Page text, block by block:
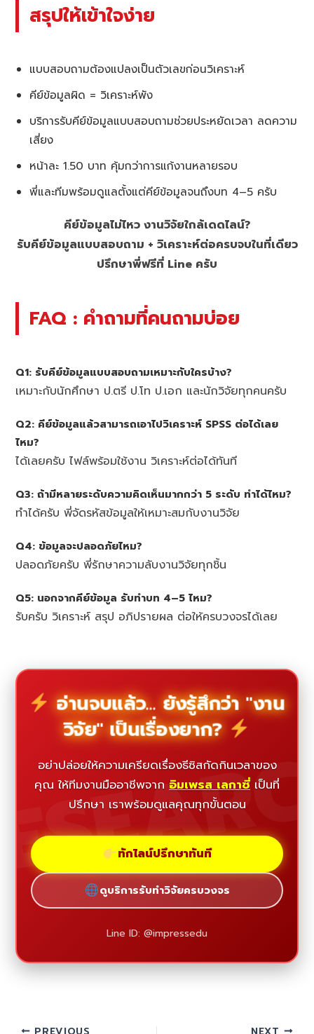
สรุปให้เข้าใจง่าย
แบบสอบถามต้องแปลงเป็นตัวเลขก่อนวิเคราะห์
คีย์ข้อมูลผิด = วิเคราะห์พัง
บริการรับคีย์ข้อมูลแบบสอบถามช่วยประหยัดเวลา ลดความ
เสี่ยง
หน้าละ 1.50 บาท คุ้มกว่าการแก้งานหลายรอบ
พี่และทีมพร้อมดูแลตั้งแต่คีย์ข้อมูลจนถึงบท 4–5 ครับ
คีย์ข้อมูลไม่ไหว งานวิจัยใกล้เดดไลน์?
รับคีย์ข้อมูลแบบสอบถาม + วิเคราะห์ต่อครบจบในที่เดียว
ปรึกษาพี่ฟรีที่ Line ครับ
FAQ : คำถามที่คนถามบ่อย
Q1: รับคีย์ข้อมูลแบบสอบถามเหมาะกับใครบ้าง?
เหมาะกับนักศึกษา ป.ตรี ป.โท ป.เอก และนักวิจัยทุกคนครับ
Q2: คีย์ข้อมูลแล้วสามารถเอาไปวิเคราะห์ SPSS ต่อได้เลย
ไหม?
ได้เลยครับ ไฟล์พร้อมใช้งาน วิเคราะห์ต่อได้ทันที
Q3: ถ้ามีหลายระดับความคิดเห็นมากกว่า 5 ระดับ ทำได้ไหม?
ทำได้ครับ พี่จัดรหัสข้อมูลให้เหมาะสมกับงานวิจัย
Q4: ข้อมูลจะปลอดภัยไหม?
ปลอดภัยครับ พี่รักษาความลับงานวิจัยทุกชิ้น
Q5: นอกจากคีย์ข้อมูล รับทำบท 4–5 ไหม?
รับครับ วิเคราะห์ สรุป อภิปรายผล ต่อให้ครบวงจรได้เลย
อ่านจบแล้ว... ยังรู้สึกว่า "งาน
วิจัย" เป็นเรื่องยาก?
อย่าปล่อยให้ความเครียดเรื่องธีซิสกัดกินเวลาของ
คุณ ให้ทีมงานมืออาชีพจาก อิมเพรส เลกาซี่ เป็นที่
ปรึกษา เราพร้อมดูแลคุณทุกขั้นตอน
ทักไลน์ปรึกษาทันที
ดูบริการรับทำวิจัยครบวงจร
Line ID: @impressedu